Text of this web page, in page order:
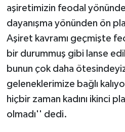
aşiretimizin feodal
dayanışma yönünden ön
Aşiret kavramı geçmişte
bir durummuş gibi lanse
bunun çok daha
geleneklerimize bağlı
hiçbir zaman kadını ikinci
olmadı'' dedi.
Yerel Haberler